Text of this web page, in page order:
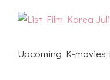
Upcoming K-movies